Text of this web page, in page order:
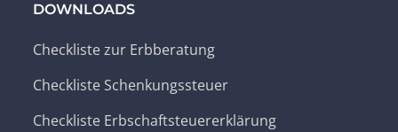
DOWNLOADS
Checkliste zur Erbberatung
Checkliste Schenkungssteuer
Checkliste Erbschaftsteuererklärung